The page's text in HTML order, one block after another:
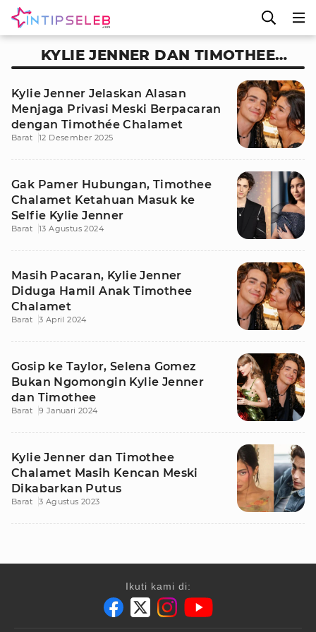
KYLIE JENNER DAN TIMOTHEE
CHALAMET
Kylie Jenner Jelaskan Alasan
Menjaga Privasi Meski Berpacaran
dengan Timothée Chalamet
Barat 12 Desember 2025
Gak Pamer Hubungan, Timothee
Chalamet Ketahuan Masuk ke
Selfie Kylie Jenner
Barat 13 Agustus 2024
Masih Pacaran, Kylie Jenner
Diduga Hamil Anak Timothee
Chalamet
Barat 3 April 2024
Gosip ke Taylor, Selena Gomez
Bukan Ngomongin Kylie Jenner
dan Timothee
Barat 9 Januari 2024
Kylie Jenner dan Timothee
Chalamet Masih Kencan Meski
Dikabarkan Putus
Barat 3 Agustus 2023
Ikuti kami di: